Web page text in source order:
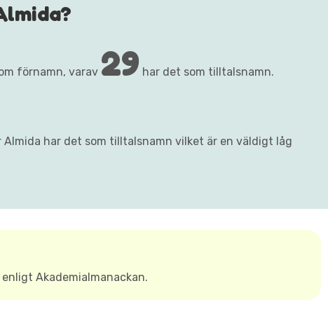
förnamn, varav 29 har det som tilltalsnamn.
Almida har det som tilltalsnamn vilket är en väldigt låg
Akademialmanackan.